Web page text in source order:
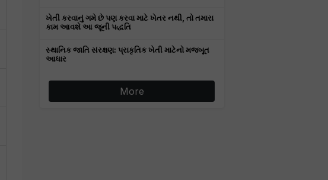
ખેતી કરવાનું ગમે છે પણ કરવા માટે ખેતર નથી, તો તમારા
કામ આવશે આ જૂની પદ્ધતિ
સ્થાનિક જાતિ સંરક્ષણ: પ્રાકૃતિક ખેતી માટેનો મજબૂત
આધાર
More